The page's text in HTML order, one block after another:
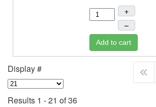
+
–
Add to cart
Display #
Results 1 - 21 of 36